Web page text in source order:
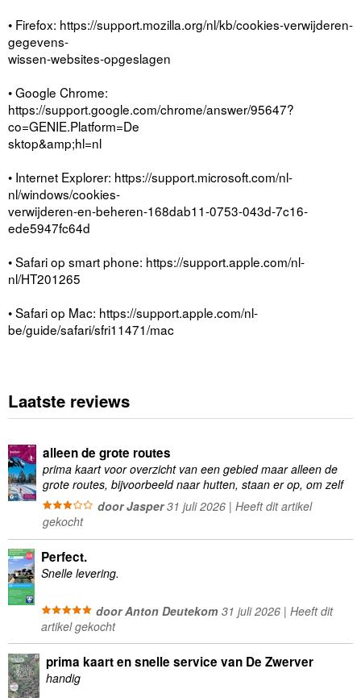
• Firefox: https://support.mozilla.org/nl/kb/cookies-verwijderen-
gegevens-
wissen-websites-opgeslagen
• Google Chrome:
https://support.google.com/chrome/answer/95647?
co=GENIE.Platform=De
sktop&amp;hl=nl
• Internet Explorer: https://support.microsoft.com/nl-
nl/windows/cookies-
verwijderen-en-beheren-168dab11-0753-043d-7c16-
ede5947fc64d
• Safari op smart phone: https://support.apple.com/nl-
nl/HT201265
• Safari op Mac: https://support.apple.com/nl-
be/guide/safari/sfri11471/mac
Laatste reviews
alleen de grote routes
prima kaart voor overzicht van een gebied maar alleen de
grote routes, bijvoorbeeld naar hutten, staan er op, om zelf
wandelingen te plannen minder geschikt
door Jasper31 juli 2026 | Heeft dit artikel
gekocht
Perfect.
Snelle levering.
door Anton Deutekom31 juli 2026 | Heeft dit
artikel gekocht
prima kaart en snelle service van De Zwerver
handig